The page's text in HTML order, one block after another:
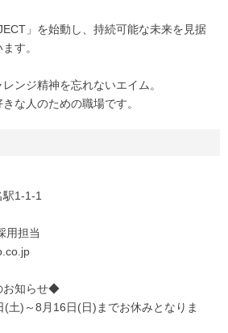
」を始動し、持続可能な未来を見据
す。
ンジ精神を忘れないエイム。
な人のための職場です。
1-1-1
用担当
お知らせ◆
土)～8月16日(日)までお休みとなりま